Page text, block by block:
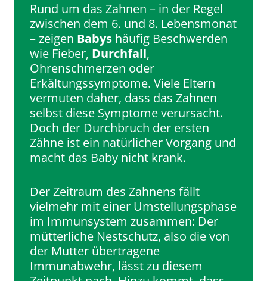
Rund um das Zahnen – in der Regel
zwischen dem 6. und 8. Lebensmonat
– zeigen Babys häufig Beschwerden
wie Fieber, Durchfall,
Ohrenschmerzen oder
Erkältungssymptome. Viele Eltern
vermuten daher, dass das Zahnen
selbst diese Symptome verursacht.
Doch der Durchbruch der ersten
Zähne ist ein natürlicher Vorgang und
macht das Baby nicht krank.
Der Zeitraum des Zahnens fällt
vielmehr mit einer Umstellungsphase
im Immunsystem zusammen: Der
mütterliche Nestschutz, also die von
der Mutter übertragene
Immunabwehr, lässt zu diesem